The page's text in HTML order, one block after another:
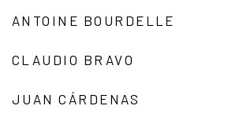
ANTOINE BOURDELLE
CLAUDIO BRAVO
JUAN CÁRDENAS